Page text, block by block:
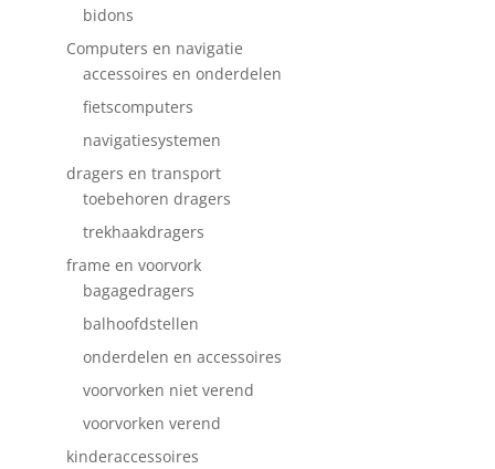
bidons
Computers en navigatie
accessoires en onderdelen
fietscomputers
navigatiesystemen
dragers en transport
toebehoren dragers
trekhaakdragers
frame en voorvork
bagagedragers
balhoofdstellen
onderdelen en accessoires
voorvorken niet verend
voorvorken verend
kinderaccessoires